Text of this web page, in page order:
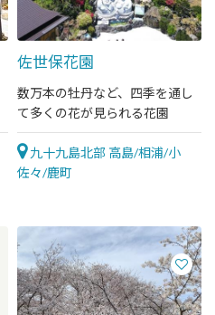
佐世保花園
数万本の牡丹など、四季を通し
て多くの花が見られる花園
九十九島北部 高島/相浦/小
佐々/鹿町